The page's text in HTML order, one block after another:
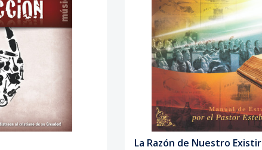
La Razón de Nuestro Existir